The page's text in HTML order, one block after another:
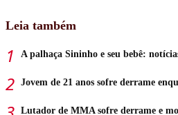
Leia também
A palhaça Sininho e seu bebê:
Jovem de 21 anos sofre derrame
Lutador de MMA sofre derrame e